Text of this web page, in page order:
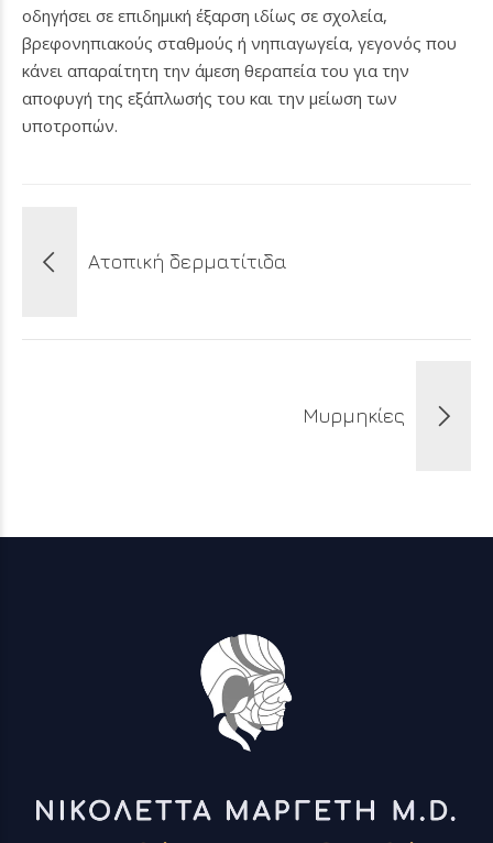
οδηγήσει σε επιδημική έξαρση ιδίως σε σχολεία,
βρεφονηπιακούς σταθμούς ή νηπιαγωγεία, γεγονός που
κάνει απαραίτητη την άμεση θεραπεία του για την
αποφυγή της εξάπλωσής του και την μείωση των
υποτροπών.
Ατοπική δερματίτιδα
Μυρμηκίες